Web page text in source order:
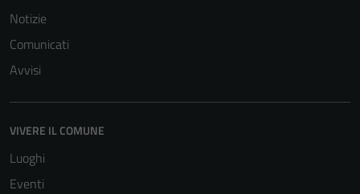
Notizie
Comunicati
Avvisi
VIVERE IL COMUNE
Luoghi
Eventi